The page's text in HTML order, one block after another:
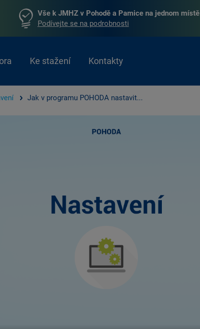
Vše k JMHZ v Pohodě a Pamice na jednom místě
Podívejte se na podrobnosti
Ke stažení Kontakty
Jak v programu POHODA nastavit...